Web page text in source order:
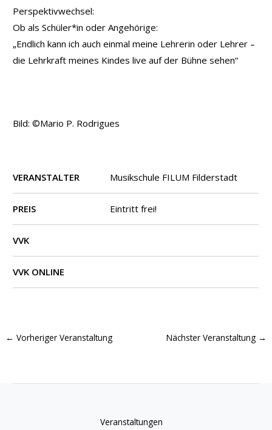
Perspektivwechsel:
Ob als Schüler*in oder Angehörige:
„Endlich kann ich auch einmal meine Lehrerin oder Lehrer –
die Lehrkraft meines Kindes live auf der Bühne sehen“
Bild: ©Mario P. Rodrigues
VERANSTALTER Musikschule FILUM Filderstadt
PREIS Eintritt frei!
VVK
VVK ONLINE
← Vorheriger Veranstaltung Nächster Veranstaltung →
Veranstaltungen